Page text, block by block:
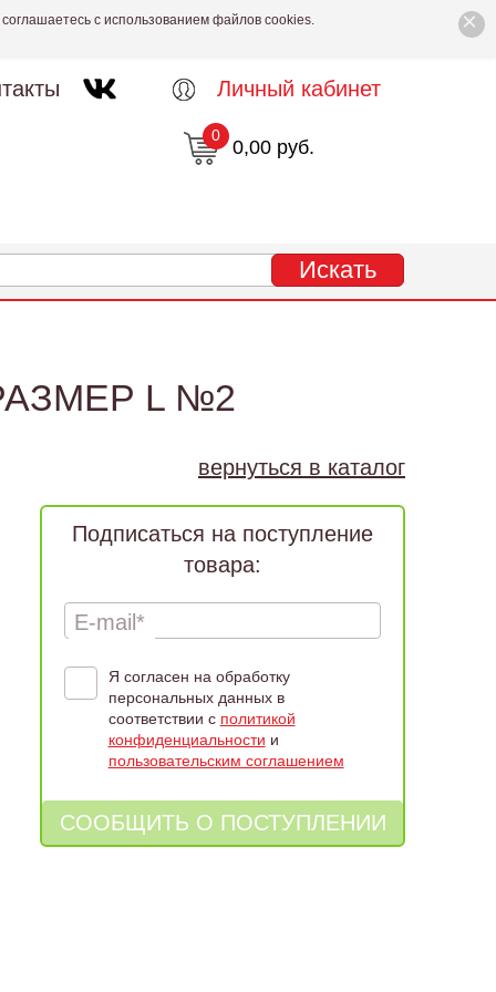
×
с использованием файлов cookies.
Личный кабинет
0,00 руб.
0
L №2
вернуться в каталог
Подписаться на поступление
товара:
E-mail*
Я согласен на обработку
персональных данных в
соответствии с политикой
конфиденциальности и
пользовательским соглашением